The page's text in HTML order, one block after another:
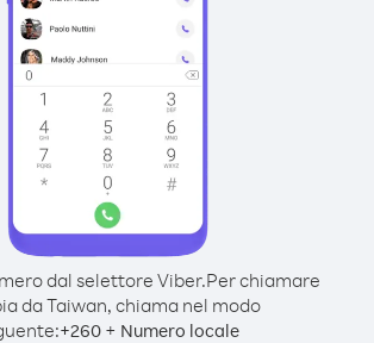
dal selettore Viber.Per chiamare
da Taiwan, chiama nel modo
+260 + Numero locale